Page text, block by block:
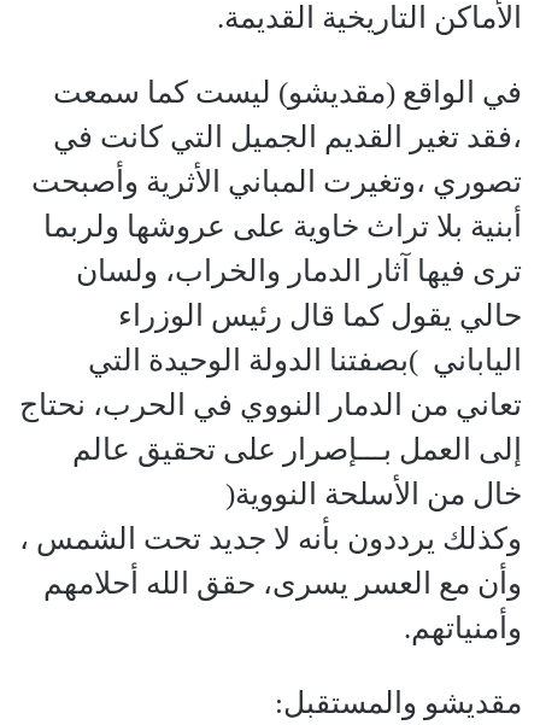
الأماكن التاريخية القديمة.
في الواقع (مقديشو) ليست كما سمعت
،فقد تغير القديم الجميل التي كانت في
تصوري ،وتغيرت المباني الأثرية وأصبحت
أبنية بلا تراث خاوية على عروشها ولربما
ترى فيها آثار الدمار والخراب، ولسان
حالي يقول كما قال رئيس الوزراء
الياباني )بصفتنا الدولة الوحيدة التي
تعاني من الدمار النووي في الحرب، نحتاج
إلى العمل بـــإصرار على تحقيق عالم
خال من الأسلحة النووية(
وكذلك يرددون بأنه لا جديد تحت الشمس ،
وأن مع العسر يسرى، حقق الله أحلامهم
وأمنياتهم.
مقديشو والمستقبل: